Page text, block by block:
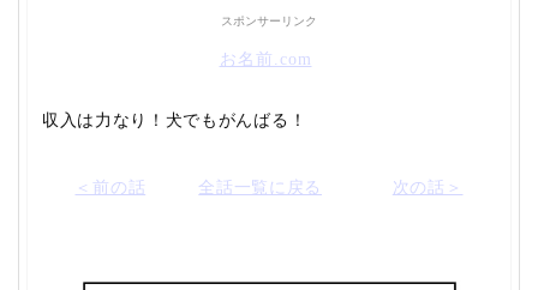
スポンサーリンク
お名前.com
収入は力なり！犬でもがんばる！
＜前の話 全話一覧に戻る 次の話＞